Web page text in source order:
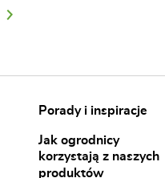
Porady i inspiracje
Jak ogrodnicy
korzystają z naszych
produktów